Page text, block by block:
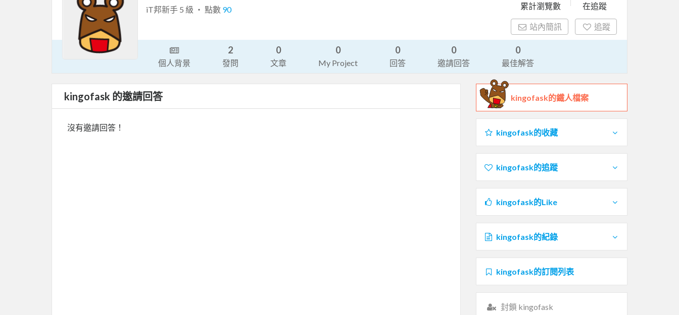
iT邦新手 5 級 ‧ 點數 90 累計瀏覽數
在追蹤
站內簡訊 追蹤
個人背景
2
發問
0
文章
0
My Project
0
回答
0
邀請回答
0
最佳解答
kingofask 的邀請回答
沒有邀請回答！
kingofask的鐵人檔案
kingofask的收藏
kingofask的追蹤
kingofask的Like
kingofask的紀錄
kingofask的訂閱列表
封鎖 kingofask